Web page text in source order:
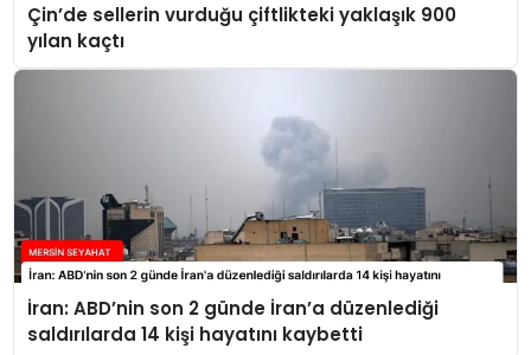
Çin’de sellerin vurduğu çiftlikteki yaklaşık 900
yılan kaçtı
İran: ABD’nin son 2 günde İran’a düzenlediği
saldırılarda 14 kişi hayatını kaybetti